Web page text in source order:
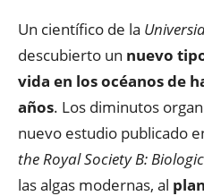
Un científico de la
descubierto un nuevo
vida en los océanos de
años. Los diminutos
nuevo estudio publicado
the Royal Society B:
las algas modernas, al